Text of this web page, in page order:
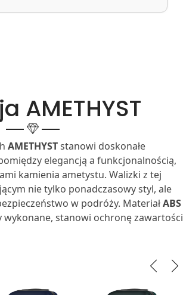
AMETHYST
AMETHYSTstanowi doskonałe
elegancją a funkcjonalnością,
kamienia ametystu. Walizki z tej
nie tylko ponadczasowy styl, ale
w podróży. MateriałABS
wykonane, stanowi ochronę zawartości